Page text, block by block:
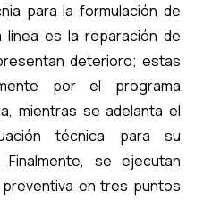
para la formulación de
línea es la reparación de
deterioro; estas
por el programa
mientras se adelanta el
técnica para su
Finalmente, se ejecutan
en tres puntos